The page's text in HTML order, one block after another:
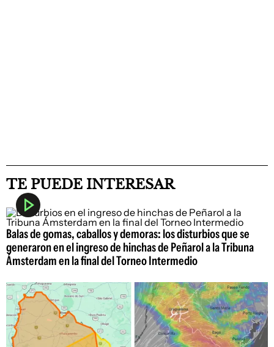
TE PUEDE INTERESAR
Balas de gomas, caballos y demoras: los disturbios que se
generaron en el ingreso de hinchas de Peñarol a la Tribuna
Ámsterdam en la final del Torneo Intermedio